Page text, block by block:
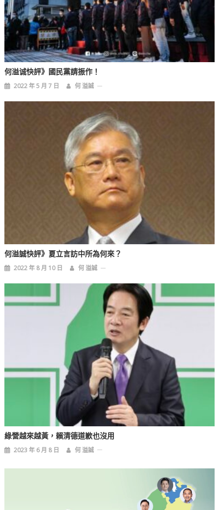
何溢诚快評》國民黨請振作！
2022 年 5 月 7 日 何 溢誠
何溢誠快評》夏立言訪中所為何來？
2022 年 8 月 10 日 何 溢誠
綠營越來越黃，賴清德道歉也沒用
2023 年 6 月 8 日 何 溢誠